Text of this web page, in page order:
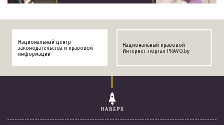
Национальный центр
законодательства и правовой
информации
Национальный правовой
Интернет-портал PRAVO.by
НАВЕРХ